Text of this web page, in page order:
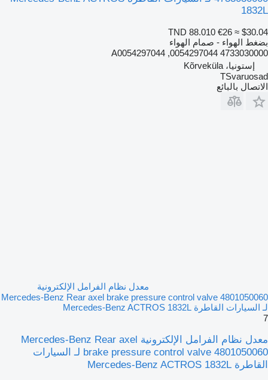
1832L
TND 88.010 €26 ≈ $30.04
بضغط الهواء - صمام الهواء
4733030000 0054297044, A0054297044
إستونيا، Kõrveküla
TSvaruosad
الاتصال بالبائع
معدل نظام الفرامل الإلكترونية
Mercedes-Benz Rear axel brake pressure control valve 4801050060
لـ السيارات القاطرة Mercedes-Benz ACTROS 1832L
7
معدل نظام الفرامل الإلكترونية Mercedes-Benz Rear axel
brake pressure control valve 4801050060 لـ السيارات
القاطرة Mercedes-Benz ACTROS 1832L